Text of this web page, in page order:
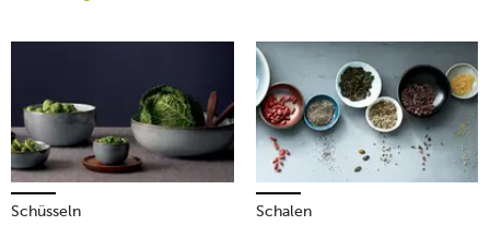
gewissermaßen die optimale Plattform für Ihre genüsslichen
Schüsseln Schalen